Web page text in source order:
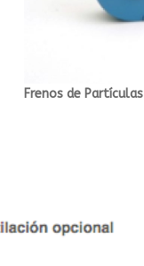
Frenos de